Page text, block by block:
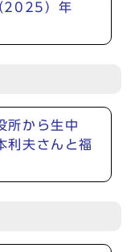
2025）年
所から生中
利夫さんと福